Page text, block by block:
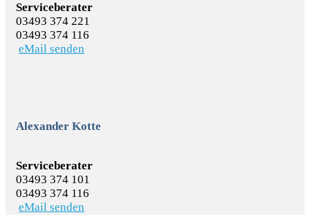
Serviceberater
03493 374 221
03493 374 116
eMail senden
Alexander Kotte
Serviceberater
03493 374 101
03493 374 116
eMail senden